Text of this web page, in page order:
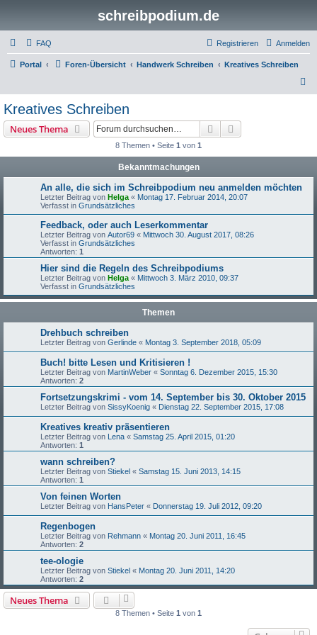
schreibpodium.de
FAQ Anmelden
Registrieren
Portal Foren-Übersicht Handwerk Schreiben
Kreatives Schreiben
Kreatives Schreiben
Neues Thema Suche
8 Themen • Seite 1 von 1
Bekanntmachungen
An alle, die sich im Schreibpodium neu anmelden möchten
Letzter Beitrag von Helga « Montag 17. Februar 2014, 20:07
Verfasst in Grundsätzliches
Feedback, oder auch Leserkommentar
Letzter Beitrag von Autor69 « Mittwoch 30. August 2017, 08:26
Verfasst in Grundsätzliches
Antworten: 1
Hier sind die Regeln des Schreibpodiums
Letzter Beitrag von Helga « Mittwoch 3. März 2010, 09:37
Verfasst in Grundsätzliches
Themen
Drehbuch schreiben
Letzter Beitrag von Gerlinde « Montag 3. September 2018, 05:09
Buch! bitte Lesen und Kritisieren !
Letzter Beitrag von MartinWeber « Sonntag 6. Dezember 2015, 15:30
Antworten: 2
Fortsetzungskrimi - vom 14. September bis 30. Oktober 2015
Letzter Beitrag von SissyKoenig « Dienstag 22. September 2015, 17:08
Kreatives kreativ präsentieren
Letzter Beitrag von Lena « Samstag 25. April 2015, 01:20
Antworten: 1
wann schreiben?
Letzter Beitrag von Stiekel « Samstag 15. Juni 2013, 14:15
Antworten: 1
Von feinen Worten
Letzter Beitrag von HansPeter « Donnerstag 19. Juli 2012, 09:20
Regenbogen
Letzter Beitrag von Rehmann « Montag 20. Juni 2011, 16:45
Antworten: 2
tee-ologie
Letzter Beitrag von Stiekel « Montag 20. Juni 2011, 14:20
Antworten: 2
Neues Thema
8 Themen • Seite 1 von 1